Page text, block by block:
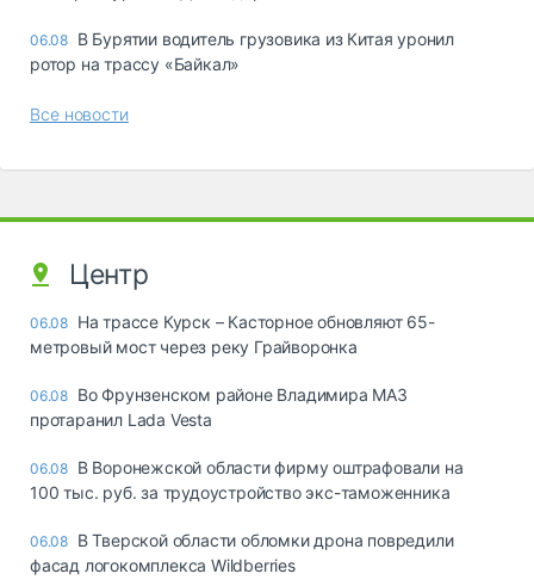
06.08 В Бурятии водитель грузовика из Китая уронил
ротор на трассу «Байкал»
Все новости
Центр
06.08 На трассе Курск – Касторное обновляют 65-
метровый мост через реку Грайворонка
06.08 Во Фрунзенском районе Владимира МАЗ
протаранил Lada Vesta
06.08 В Воронежской области фирму оштрафовали на
100 тыс. руб. за трудоустройство экс-таможенника
06.08 В Тверской области обломки дрона повредили
фасад логокомплекса Wildberries